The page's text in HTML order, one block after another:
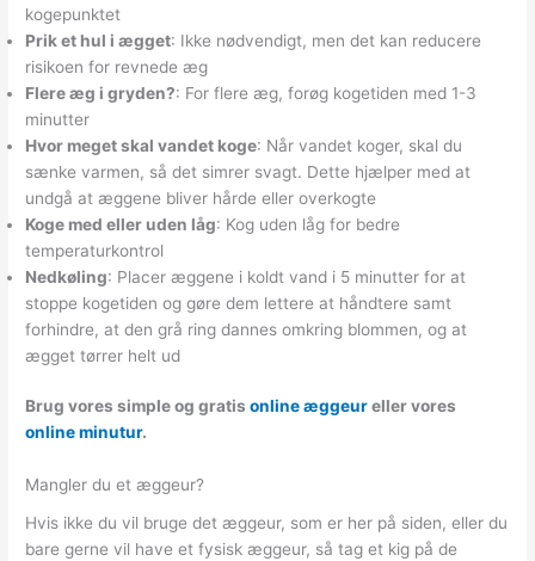
kogepunktet
Prik et hul i ægget: Ikke nødvendigt, men det kan reducere
risikoen for revnede æg
Flere æg i gryden?: For flere æg, forøg kogetiden med 1-3
minutter
Hvor meget skal vandet koge: Når vandet koger, skal du
sænke varmen, så det simrer svagt. Dette hjælper med at
undgå at æggene bliver hårde eller overkogte
Koge med eller uden låg: Kog uden låg for bedre
temperaturkontrol
Nedkøling: Placer æggene i koldt vand i 5 minutter for at
stoppe kogetiden og gøre dem lettere at håndtere samt
forhindre, at den grå ring dannes omkring blommen, og at
ægget tørrer helt ud
Brug vores simple og gratisonline æggeureller vores
online minutur.
Mangler du et æggeur?
Hvis ikke du vil bruge det æggeur, som er her på siden, eller du
bare gerne vil have et fysisk æggeur, så tag et kig på de